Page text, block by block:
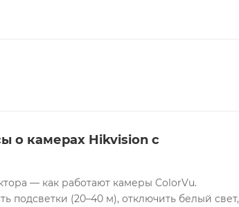
о камерах Hikvision с
— как работают камеры ColorVu.
подсветки (20–40 м), отключить белый свет,